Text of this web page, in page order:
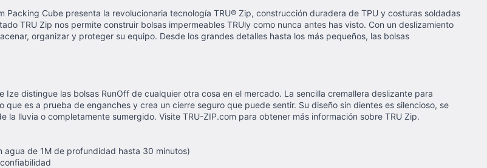
Cube presenta la revolucionaria tecnología TRU® Zip, construcción duradera de TPU y costuras soldadas
TRU Zip nos permite construir bolsas impermeables TRUly como nunca antes has visto. Con un deslizamiento
organizar y proteger su equipo. Desde los grandes detalles hasta los más pequeños, las bolsas
distingue las bolsas RunOff de cualquier otra cosa en el mercado. La sencilla cremallera deslizante para
es a prueba de enganches y crea un cierre seguro que puede sentir. Su diseño sin dientes es silencioso, se
lluvia o completamente sumergido. Visite TRU-ZIP.com para obtener más información sobre TRU Zip.
de 1M de profundidad hasta 30 minutos)